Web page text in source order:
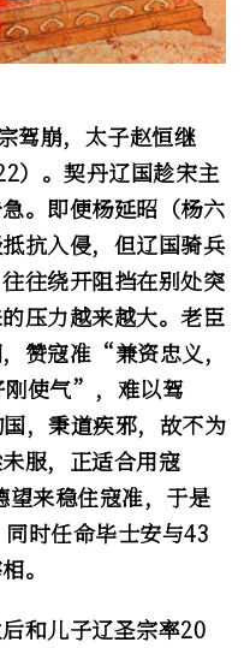
驾崩，太子赵恒继
）。契丹辽国趁宋主
。即便杨延昭（杨六
抗入侵，但辽国骑兵
往绕开阻挡在别处突
压力越来越大。老臣
赞寇准“兼资忠义，
使气”，难以驾
，秉道疾邪，故不为
服，正适合用寇
来稳住寇准，于是
时任命毕士安与43
。
和儿子辽圣宗率20